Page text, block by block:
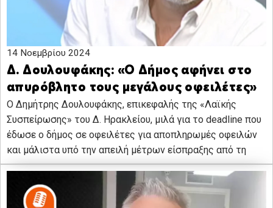
14 Νοεμβρίου 2024
Δ. Δουλουφάκης: «Ο Δήμος αφήνει στο
απυρόβλητο τους μεγάλους οφειλέτες»
Ο Δημήτρης Δουλουφάκης, επικεφαλής της «Λαϊκής
Συσπείρωσης» του Δ. Ηρακλείου, μιλά για το deadline που
έδωσε ο δήμος σε οφειλέτες για αποπληρωμές οφειλών
και μάλιστα υπό την απειλή μέτρων είσπραξης από τη